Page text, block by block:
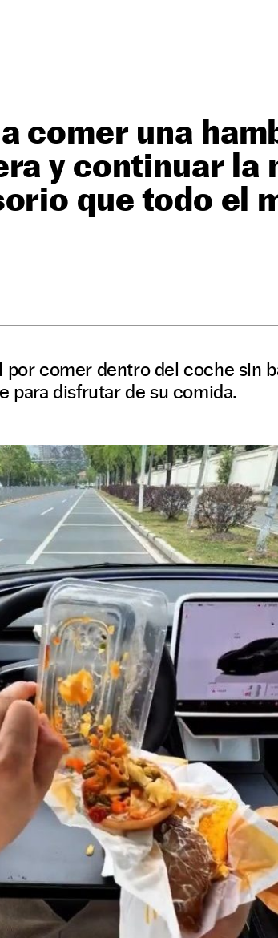
comer una
y continuar la
que todo el
comer dentro del coche sin
para disfrutar de su comida.